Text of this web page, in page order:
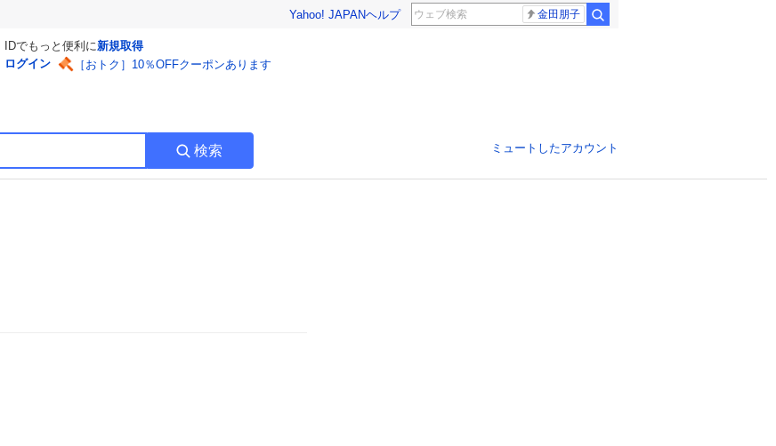
Yahoo! JAPANヘルプ 金田朋子
IDでもっと便利に新規取得
ログイン
［おトク］10％OFFクーポンあります
検索 ミュートしたアカウント